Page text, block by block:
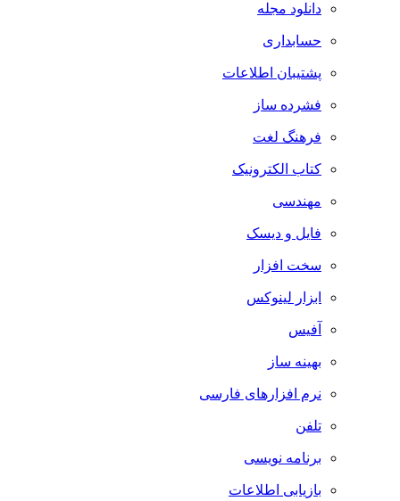
دانلود مجله
حسابداری
پشتیبان اطلاعات
فشرده ساز
فرهنگ لغت
کتاب الکترونیک
مهندسی
فایل و دیسک
سخت افزار
ابزار لینوکس
آفیس
بهینه ساز
نرم افزارهای فارسی
تلفن
برنامه نویسی
بازیابی اطلاعات